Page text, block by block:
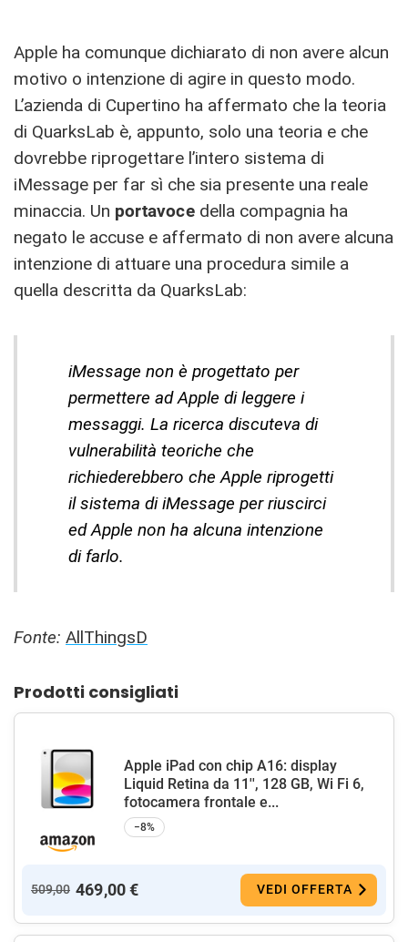
Apple ha comunque dichiarato di non avere alcun
motivo o intenzione di agire in questo modo.
L’azienda di Cupertino ha affermato che la teoria
di QuarksLab è, appunto, solo una teoria e che
dovrebbe riprogettare l’intero sistema di
iMessage per far sì che sia presente una reale
minaccia. Un portavocedella compagnia ha
negato le accuse e affermato di non avere alcuna
intenzione di attuare una procedura simile a
quella descritta da QuarksLab:
iMessage non è progettato per
permettere ad Apple di leggere i
messaggi. La ricerca discuteva di
vulnerabilità teoriche che
richiederebbero che Apple riprogetti
il sistema di iMessage per riuscirci
ed Apple non ha alcuna intenzione
di farlo.
Fonte: AllThingsD
Prodotti consigliati
Apple iPad con chip A16: display
Liquid Retina da 11'', 128 GB, Wi Fi 6,
fotocamera frontale e...
−8%
509,00 469,00 € VEDI OFFERTA